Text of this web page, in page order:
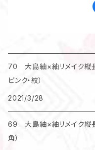
70 大島紬×紬リメイク縦長
ピンク・紋）
2021/3/28
69 大島紬×紬リメイク縦長
角）